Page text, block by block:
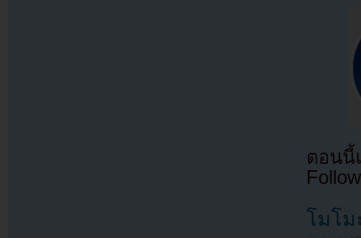
ตอนนี้
โมโม